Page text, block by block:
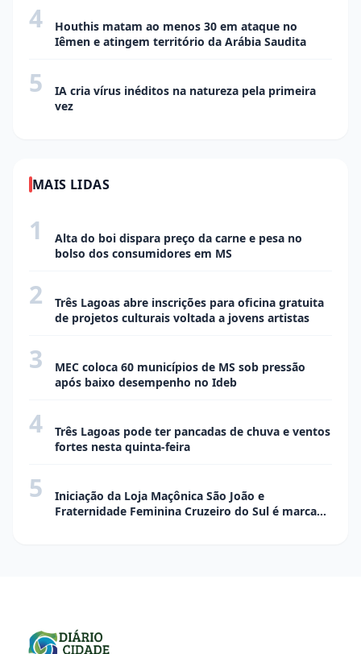
4
Houthis matam ao menos 30 em ataque no
Iêmen e atingem território da Arábia Saudita
5
IA cria vírus inéditos na natureza pela primeira
vez
MAIS LIDAS
1
Alta do boi dispara preço da carne e pesa no
bolso dos consumidores em MS
2
Três Lagoas abre inscrições para oficina gratuita
de projetos culturais voltada a jovens artistas
3
MEC coloca 60 municípios de MS sob pressão
após baixo desempenho no Ideb
4
Três Lagoas pode ter pancadas de chuva e ventos
fortes nesta quinta-feira
5
Iniciação da Loja Maçônica São João e
Fraternidade Feminina Cruzeiro do Sul é marcada